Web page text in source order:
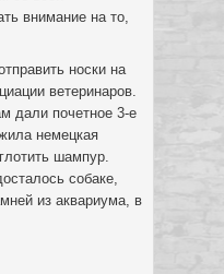
внимание на то,
носки на
ветеринаров.
дали почетное 3-е
немецкая
шампур.
собаке,
из аквариума, в